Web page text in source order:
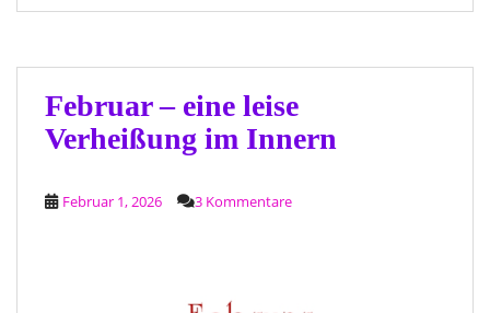
Februar – eine leise
Verheißung im Innern
Februar 1, 2026 3 Kommentare